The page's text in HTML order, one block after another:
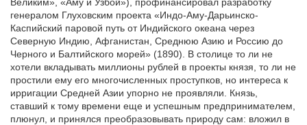
генералом Глуховским проекта «Индо-Аму-Дарьинско-
Каспийский паровой путь от Индийского океана через
Северную Индию, Афганистан, Среднюю Азию и Россию до
Черного и Балтийского морей» (1890). В столице то ли не
хотели вкладывать миллионы рублей в проекты князя, то ли не
простили ему его многочисленных проступков, но интереса к
ирригации Средней Азии упорно не проявляли. Князь,
ставший к тому времени еще и успешным предпринимателем,
плюнул, и принялся преобразовывать природу сам: вложил в